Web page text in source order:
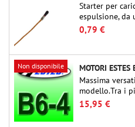
Starter per
espulsione, da
altimetri o altri
elettronici.
0,79 €
Non disponibile
MOTORI ESTES
Massima
modello.Tra i
assoluto,
motore adatto
15,95 €